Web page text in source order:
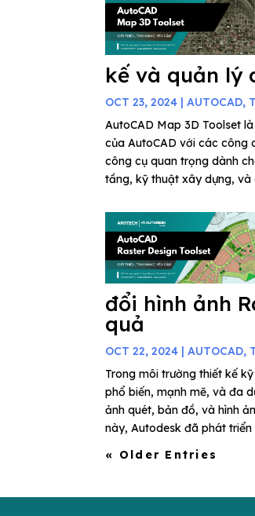
kế và quản lý
OCT 23, 2024 |AUTOCAD,
AutoCAD Map 3D Toolset
của AutoCAD với các công
công cụ quan trọng dành
tầng, kỹ thuật xây dựng, và
đổi hình ảnh
quả
OCT 22, 2024 |AUTOCAD,
Trong môi trường thiết kế
phổ biến, mạnh mẽ, và đa
ảnh quét, bản đồ, và hình
này, Autodesk đã phát triển
« Older Entries